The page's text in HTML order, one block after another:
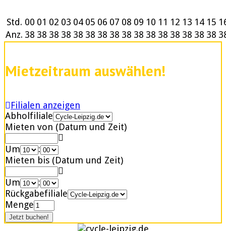
Std. 00 01 02 03 04 05 06 07 08 09 10 11 12 13 14 15
Anz. 38 38 38 38 38 38 38 38 38 38 38 38 38 38 38 38
Mietzeitraum auswählen!
Filialen anzeigen
Abholfiliale
Mieten von (Datum und Zeit)
Um
:
Mieten bis (Datum und Zeit)
Um
:
Rückgabefiliale
Menge